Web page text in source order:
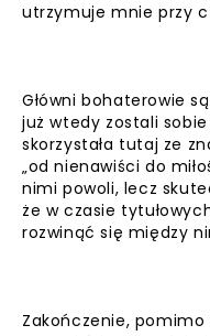
utrzymuje mnie przy
Główni bohaterowie
już wtedy zostali
skorzystała tutaj ze
„od nienawiści do
nimi powoli, lecz
że w czasie
rozwinąć się między
Zakończenie,